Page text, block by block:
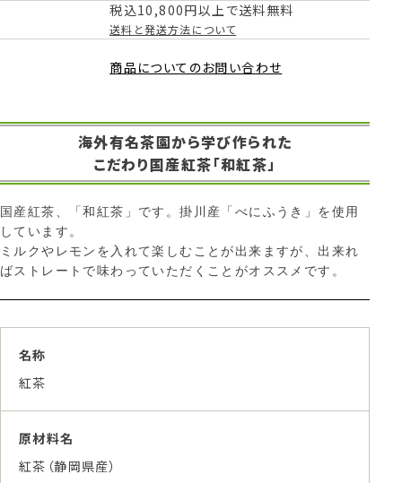
税込10,800円以上で送料無料
送料と発送方法について
商品についてのお問い合わせ
海外有名茶園から学び作られた
こだわり国産紅茶「和紅茶」
国産紅茶、「和紅茶」です。掛川産「べにふうき」を使用
しています。
ミルクやレモンを入れて楽しむことが出来ますが、出来れ
ばストレートで味わっていただくことがオススメです。
名称
紅茶
原材料名
紅茶（静岡県産）